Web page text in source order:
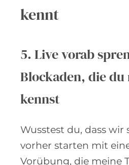
kennt
5. Live vorab
Blockaden, die
kennst
Wusstest du, dass wir
vorher starten mit
Vorübung, die meine